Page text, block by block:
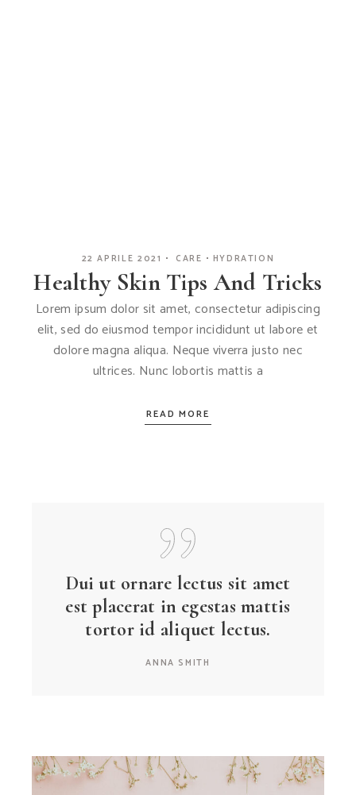
22 APRILE 2021 CARE HYDRATION
Healthy Skin Tips And Tricks
Lorem ipsum dolor sit amet, consectetur adipiscing
elit, sed do eiusmod tempor incididunt ut labore et
dolore magna aliqua. Neque viverra justo nec
ultrices. Nunc lobortis mattis a
READ MORE
Dui ut ornare lectus sit amet
est placerat in egestas mattis
tortor id aliquet lectus.
ANNA SMITH